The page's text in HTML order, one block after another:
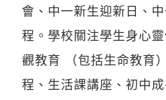
會、中一新生迎新日、
程。學校關注學生身心
觀教育 （包括生命教育
程、生活課講座、初中